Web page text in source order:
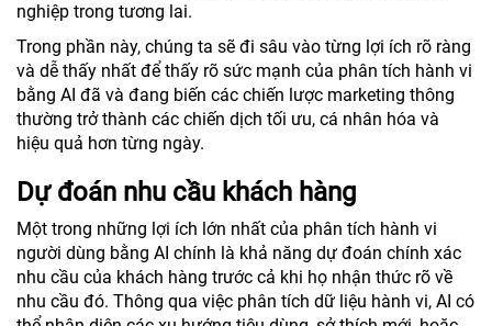
nghiệp trong tương lai.
Trong phần này, chúng ta sẽ đi sâu vào từng lợi ích rõ ràng
và dễ thấy nhất để thấy rõ sức mạnh của phân tích hành vi
bằng AI đã và đang biến các chiến lược marketing thông
thường trở thành các chiến dịch tối ưu, cá nhân hóa và
hiệu quả hơn từng ngày.
Dự đoán nhu cầu khách hàng
Một trong những lợi ích lớn nhất của phân tích hành vi
người dùng bằng AI chính là khả năng dự đoán chính xác
nhu cầu của khách hàng trước cả khi họ nhận thức rõ về
nhu cầu đó. Thông qua việc phân tích dữ liệu hành vi, AI có